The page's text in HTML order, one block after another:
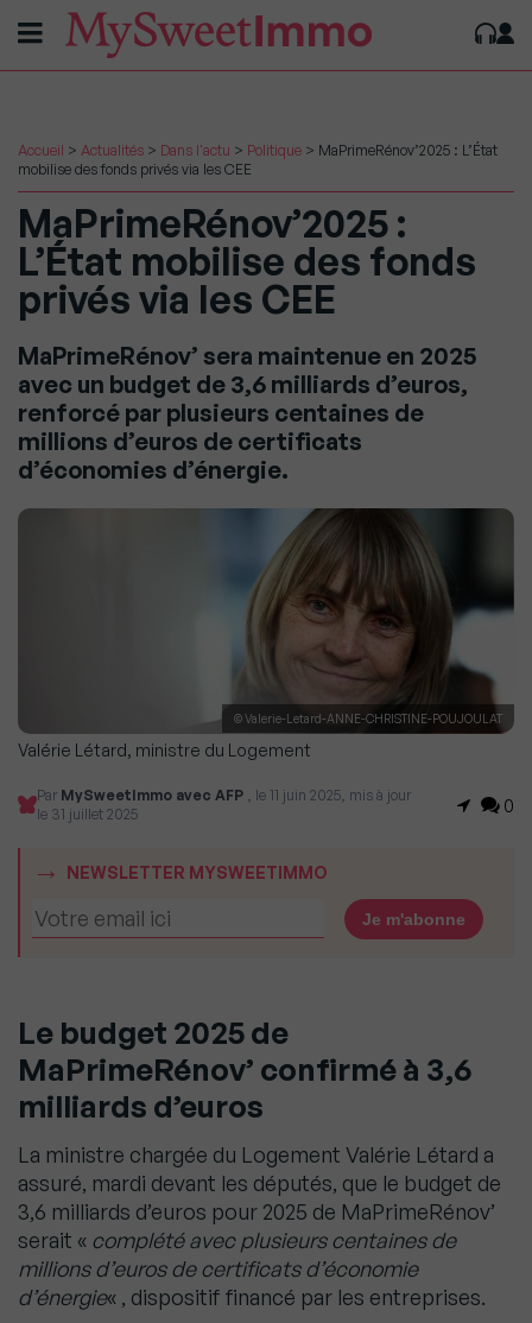
Accueil > Actualités > Dans l'actu > Politique > MaPrimeRénov’2025 : L’État
mobilise des fonds privés via les CEE
MaPrimeRénov’2025 :
L’État mobilise des fonds
privés via les CEE
MaPrimeRénov’ sera maintenue en 2025
avec un budget de 3,6 milliards d’euros,
renforcé par plusieurs centaines de
millions d’euros de certificats
d’économies d’énergie.
© Valerie-Letard-ANNE-CHRISTINE-POUJOULAT
Valérie Létard, ministre du Logement
Par MySweetImmo avec AFP , le 11 juin 2025, mis à jour
le 31 juillet 2025
0
NEWSLETTER MYSWEETIMMO
Le budget 2025 de
MaPrimeRénov’ confirmé à 3,6
milliards d’euros
La ministre chargée du Logement Valérie Létard a
assuré, mardi devant les députés, que le budget de
3,6 milliards d’euros pour 2025 de MaPrimeRénov’
serait « complété avec plusieurs centaines de
millions d’euros de certificats d’économie
d’énergie« , dispositif financé par les entreprises.